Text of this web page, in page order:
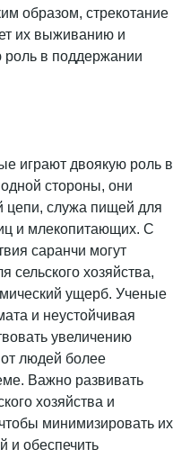
образом, стрекотание
их выживанию и
в поддержании
играют двоякую роль в
стороны, они
цепи, служа пищей для
и млекопитающих. С
саранчи могут
хозяйства,
ущерб. Ученые
и неустойчивая
увеличению
от людей более
Важно развивать
хозяйства и
минимизировать их
и обеспечить